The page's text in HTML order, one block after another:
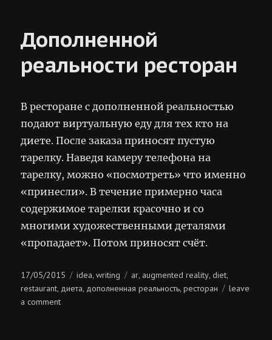
Дополненной
реальности ресторан
В ресторане с дополненной реальностью
подают виртуальную еду для тех кто на
диете. После заказа приносят пустую
тарелку. Наведя камеру телефона на
тарелку, можно «посмотреть» что именно
«принесли». В течение примерно часа
содержимое тарелки красочно и со
многими художественными деталями
«пропадает». Потом приносят счёт.
Posted
on
17/05/2015 Categories
idea,writing Tags
ar, augmented reality,diet,
restaurant, диета, дополненная реальность,ресторан
leave
a commenton